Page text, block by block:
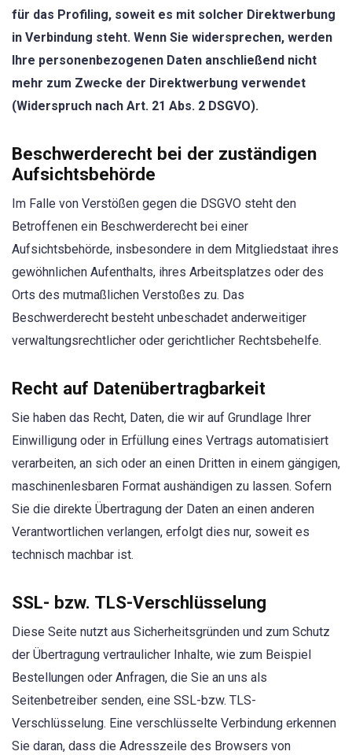
für das Profiling, soweit es mit solcher Direktwerbung
in Verbindung steht. Wenn Sie widersprechen, werden
Ihre personenbezogenen Daten anschließend nicht
mehr zum Zwecke der Direktwerbung verwendet
(Widerspruch nach Art. 21 Abs. 2 DSGVO).
Beschwerderecht bei der zuständigen
Aufsichtsbehörde
Im Falle von Verstößen gegen die DSGVO steht den
Betroffenen ein Beschwerderecht bei einer
Aufsichtsbehörde, insbesondere in dem Mitgliedstaat ihres
gewöhnlichen Aufenthalts, ihres Arbeitsplatzes oder des
Orts des mutmaßlichen Verstoßes zu. Das
Beschwerderecht besteht unbeschadet anderweitiger
verwaltungsrechtlicher oder gerichtlicher Rechtsbehelfe.
Recht auf Datenübertragbarkeit
Sie haben das Recht, Daten, die wir auf Grundlage Ihrer
Einwilligung oder in Erfüllung eines Vertrags automatisiert
verarbeiten, an sich oder an einen Dritten in einem gängigen,
maschinenlesbaren Format aushändigen zu lassen. Sofern
Sie die direkte Übertragung der Daten an einen anderen
Verantwortlichen verlangen, erfolgt dies nur, soweit es
technisch machbar ist.
SSL- bzw. TLS-Verschlüsselung
Diese Seite nutzt aus Sicherheitsgründen und zum Schutz
der Übertragung vertraulicher Inhalte, wie zum Beispiel
Bestellungen oder Anfragen, die Sie an uns als
Seitenbetreiber senden, eine SSL-bzw. TLS-
Verschlüsselung. Eine verschlüsselte Verbindung erkennen
Sie daran, dass die Adresszeile des Browsers von